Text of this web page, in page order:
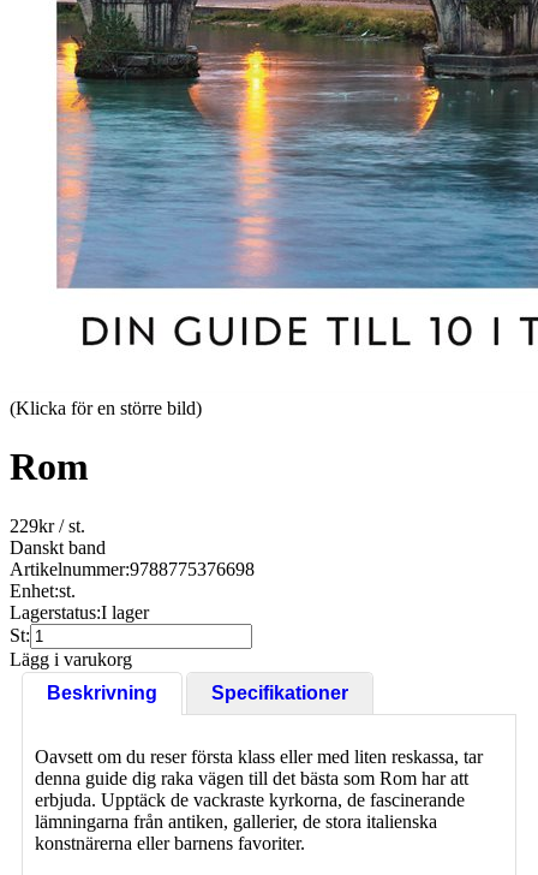
(Klicka för en större bild)
Rom
229kr/ st.
Danskt band
Artikelnummer:9788775376698
Enhet:st.
Lagerstatus:I lager
St:
Lägg i varukorg
Beskrivning
Specifikationer
Oavsett om du reser första klass eller med liten reskassa, tar
denna guide dig raka vägen till det bästa som Rom har att
erbjuda. Upptäck de vackraste kyrkorna, de fascinerande
lämningarna från antiken, gallerier, de stora italienska
konstnärerna eller barnens favoriter.